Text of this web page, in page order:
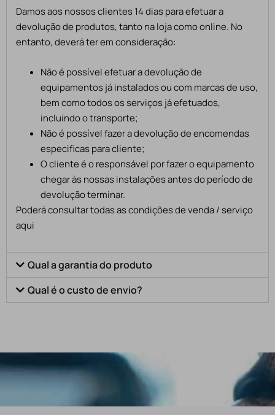
Damos aos nossos clientes 14 dias para efetuar a
devolução de produtos, tanto na loja como online. No
entanto, deverá ter em consideração:
Não é possível efetuar a devolução de
equipamentos já instalados ou com marcas de uso,
bem como todos os serviços já efetuados,
incluindo o transporte;
Não é possível fazer a devolução de encomendas
especificas para cliente;
O cliente é o responsável por fazer o equipamento
chegar às nossas instalações antes do período de
devolução terminar.
Poderá consultar todas as condições de venda / serviço
aqui
Qual a garantia do produto
Qual é o custo de envio?